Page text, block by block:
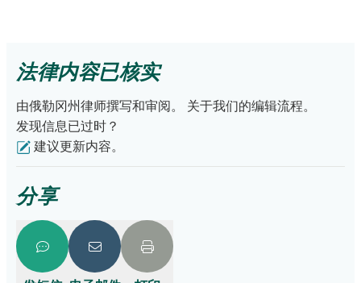
法官可能会要求一方承担更多债务，但在这种情况下，法官
通常也会给予该方更多财产以保持整体平衡。
如果您选择支付账单，或债权人起诉您要求付款，您有权起
行动。
如果这些策略无效，请咨询律师以获得进一步的法律建
议。
重要提示！
向您追债。如果您偿还了债务，您可以起诉前
任配偶，要求对方偿还应当由其承担的部分。
法律内容已核实
由俄勒冈州律师撰写和审阅。
关于我们的编辑流程。
发现信息已过时？
建议更新内容。
分享